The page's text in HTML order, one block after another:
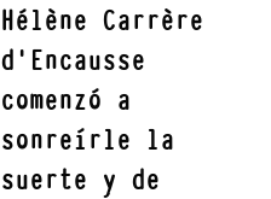
Hélène Carrère
d’Encausse
comenzó a
sonreírle la
suerte y de